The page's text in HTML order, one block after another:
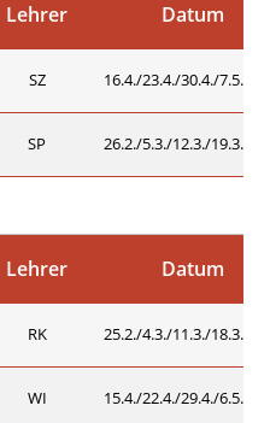
Lehrer Datum
SZ 16.4./23.4./30.4./7.5./
SP 26.2./5.3./12.3./19.3./
Lehrer Datum
RK 25.2./4.3./11.3./18.3./
WI 15.4./22.4./29.4./6.5./